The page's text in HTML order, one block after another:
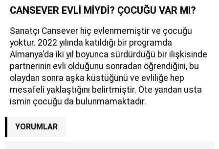
CANSEVER EVLİ MİYDİ? ÇOCUĞU VAR MI?
Sanatçı Cansever hiç evlenmemiştir ve çocuğu
yoktur. 2022 yılında katıldığı bir programda
Almanya'da iki yıl boyunca sürdürdüğü bir ilişkisinde
partnerinin evli olduğunu sonradan öğrendiğini, bu
olaydan sonra aşka küstüğünü ve evliliğe hep
mesafeli yaklaştığını belirtmiştir. Öte yandan usta
ismin çocuğu da bulunmamaktadır.
YORUMLAR